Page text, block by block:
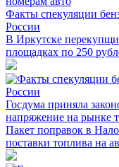
Факты спекуляции
России
В Иркутске
площадках по 250
Госдума приняла
напряжение на рынке
Пакет поправок в
поставки топлива на